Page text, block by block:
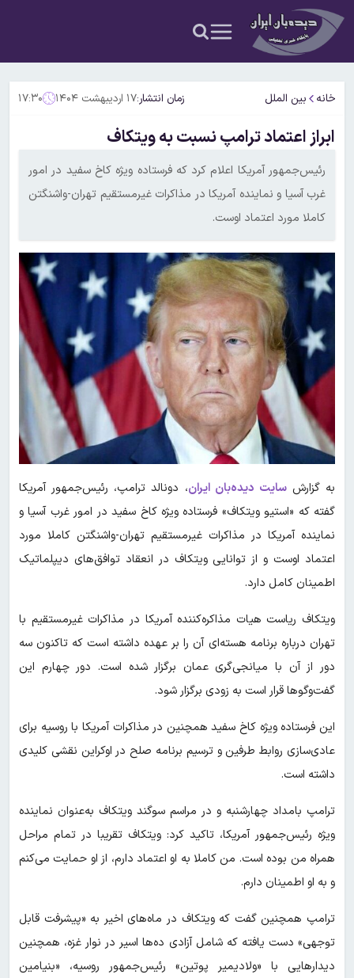
خانه بین الملل زمان انتشار:۱۷ اردیبهشت ۱۴۰۴ ۱۷:۳۰
ابراز اعتماد ترامپ نسبت به ویتکاف
رئیس‌جمهور آمریکا اعلام کرد که فرستاده ویژه کاخ سفید در امور
غرب آسیا و نماینده آمریکا در مذاکرات غیرمستقیم تهران-واشنگتن
کاملا مورد اعتماد اوست.
به گزارشسایت دیده‌بان ایران، دونالد ترامپ، رئیس‌جمهور آمریکا
گفته که «استیو ویتکاف» فرستاده ویژه کاخ سفید در امور غرب آسیا و
نماینده آمریکا در مذاکرات غیرمستقیم تهران-واشنگتن کاملا مورد
اعتماد اوست و از توانایی ویتکاف در انعقاد توافق‌های دیپلماتیک
اطمینان کامل دارد.
ویتکاف ریاست هیات مذاکره‌کننده آمریکا در مذاکرات غیرمستقیم با
تهران درباره برنامه هسته‌ای آن را بر عهده داشته است که تاکنون سه
دور از آن با میانجی‌گری عمان برگزار شده است. دور چهارم این
گفت‌وگوها قرار است به زودی برگزار شود.
این فرستاده ویژه کاخ سفید همچنین در مذاکرات آمریکا با روسیه برای
عادی‌سازی روابط طرفین و ترسیم برنامه صلح در اوکراین نقشی کلیدی
داشته است.
ترامپ بامداد چهارشنبه و در مراسم سوگند ویتکاف به‌عنوان نماینده
ویژه رئیس‌جمهور آمریکا، تاکید کرد: ویتکاف تقریبا در تمام مراحل
همراه من بوده است. من کاملا به او اعتماد دارم، از او حمایت می‌کنم
و به او اطمینان دارم.
ترامپ همچنین گفت که ویتکاف در ماه‌های اخیر به «پیشرفت قابل
توجهی» دست یافته که شامل آزادی ده‌ها اسیر در نوار غزه، همچنین
دیدارهایی با «ولادیمیر پوتین» رئیس‌جمهور روسیه، «بنیامین